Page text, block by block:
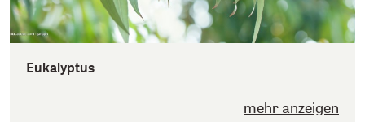
Eukalyptus
mehr anzeigen